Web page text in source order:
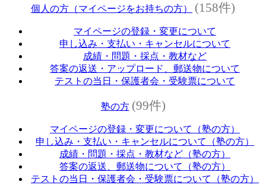
個人の方（マイページをお持ちの方） (158件)
マイページの登録・変更について
申し込み・支払い・キャンセルについて
成績・問題・採点・教材など
答案の返送・アップロード、郵送物について
テストの当日・保護者会・受験票について
塾の方 (99件)
マイページの登録・変更について（塾の方）
申し込み・支払い・キャンセルについて（塾の方）
成績・問題・採点・教材など（塾の方）
答案の返送、郵送物について（塾の方）
テストの当日・保護者会・受験票について（塾の方）